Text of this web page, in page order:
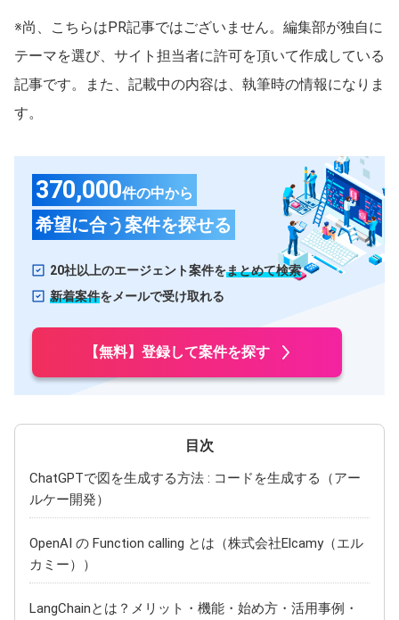
※尚、こちらはPR記事ではございません。編集部が独自に
テーマを選び、サイト担当者に許可を頂いて作成している
記事です。また、記載中の内容は、執筆時の情報になりま
す。
370,000件の中から
希望に合う案件を探せる
20社以上のエージェント案件をまとめて検索
新着案件をメールで受け取れる
【無料】登録して案件を探す
ChatGPTで図を生成する方法 : コードを生成する（アー
ルケー開発）
OpenAI の Function calling とは（株式会社Elcamy（エル
カミー））
LangChainとは？メリット・機能・始め方・活用事例・
奈良県 和歌山県
中国
広島県 山口県
愛媛県
徳島県
九州・沖縄
福岡県 熊本県
佐賀県
鹿児島県